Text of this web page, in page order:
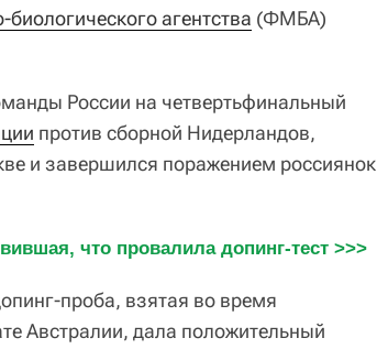
агентства (ФМБА)
России на четвертьфинальный
против сборной Нидерландов,
и завершился поражением россиянок
что провалила допинг-тест >>>
проба, взятая во время
Австралии, дала положительный